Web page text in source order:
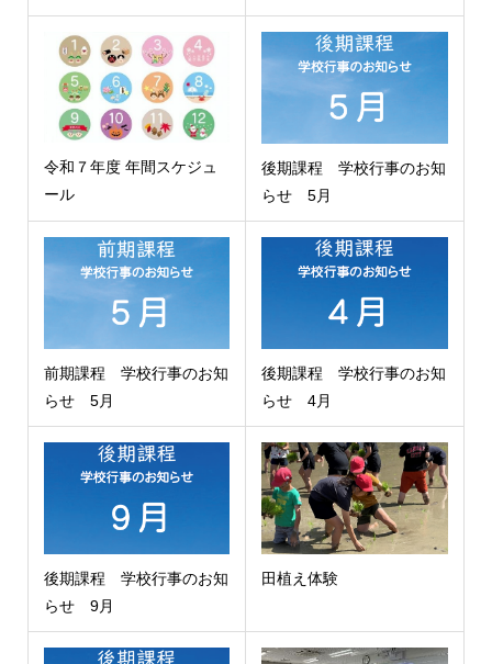
令和７年度 年間スケジュ
ール
後期課程 学校行事のお知
らせ 5月
前期課程 学校行事のお知
らせ 5月
後期課程 学校行事のお知
らせ 4月
後期課程 学校行事のお知
らせ 9月
田植え体験